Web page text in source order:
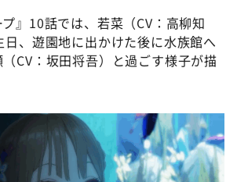
プ』10話では、若菜（CV：高柳知
、遊園地に出かけた後に水族館へ
CV：坂田将吾）と過ごす様子が描